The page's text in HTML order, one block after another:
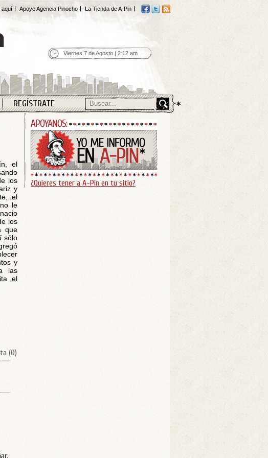
aquí Apoye Agencia Pinocho La Tienda de A-Pin
Viernes 7 de Agosto | 2:12 am
REGÍSTRATE
el
los
y
el
le
los
que
sólo
y
las
el
(0)
¿Quieres tener a A-Pin en tu sitio?